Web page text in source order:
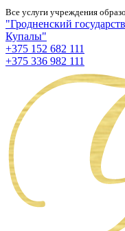
Все услуги учреждения
"Гродненский
Купалы"
+375 152 682 111
+375 336 982 111